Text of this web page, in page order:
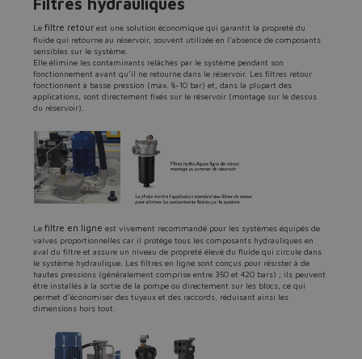
Do you want to leave the
configurator?
The running selection will be
lost.
Yes No
Lefiltre retourest une solution économique qui garantit la propreté du
fluide qui retourne au réservoir, souvent utilisée en l’absence de composants
sensibles sur le système.
Elle élimine les contaminants relâchés par le système pendant son
fonctionnement avant qu’il ne retourne dans le réservoir. Les filtres retour
fonctionnent à basse pression (max. 8-10 bar) et, dans la plupart des
applications, sont directement fixés sur le réservoir (montage sur le dessus
du réservoir).
Lefiltre en ligne est vivement recommandé pour les systèmes équipés de
valves proportionnelles car il protège tous les composants hydrauliques en
aval du filtre et assure un niveau de propreté élevé du fluide qui circule dans
le système hydraulique. Les filtres en ligne sont conçus pour résister à de
hautes pressions (généralement comprise entre 350 et 420 bars) ; ils peuvent
être installés à la sortie de la pompe ou directement sur les blocs, ce qui
permet d’économiser des tuyaux et des raccords, réduisant ainsi les
dimensions hors tout.